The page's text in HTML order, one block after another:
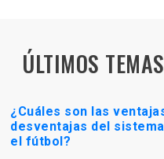
ÚLTIMOS TEMAS
¿Cuáles son las
desventajas del
el fútbol?